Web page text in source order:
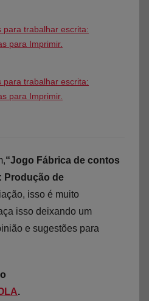
“Jogo Fábrica de contos
Produção de
isso é muito
isso deixando um
e sugestões para
.